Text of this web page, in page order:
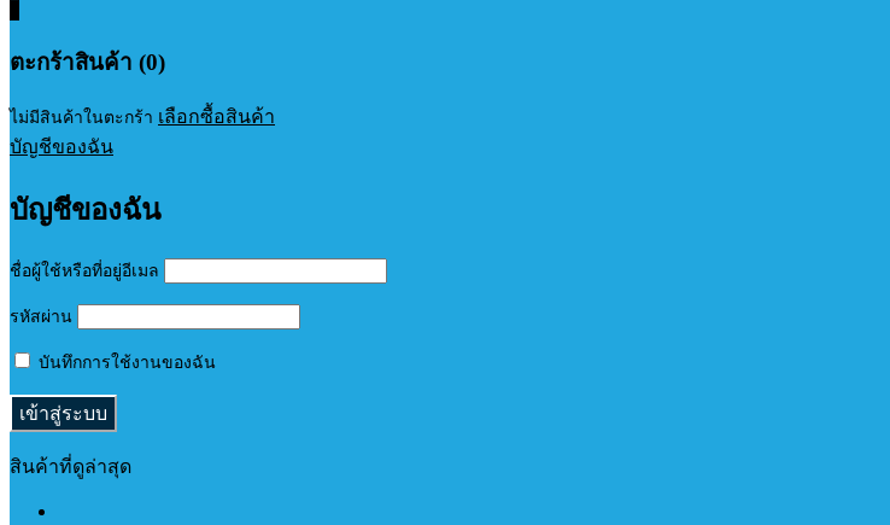
ตะกร้าสินค้า (0)
ไม่มีสินค้าในตะกร้า เลือกซื้อสินค้า
บัญชีของฉัน
บัญชีของฉัน
ชื่อผู้ใช้หรือที่อยู่อีเมล
รหัสผ่าน
บันทึกการใช้งานของฉัน
สินค้าที่ดูล่าสุด